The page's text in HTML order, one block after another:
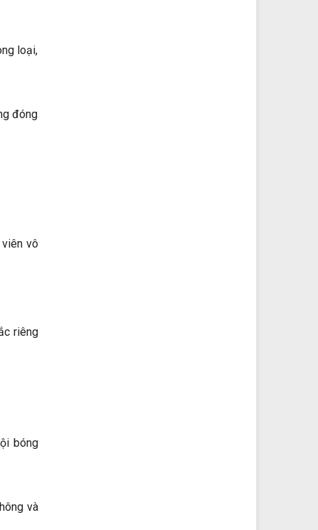
loại,
đóng
vô
riêng
bóng
và